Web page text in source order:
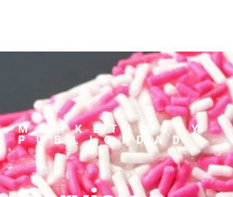
MARKETING Y
PUBLICIDAD